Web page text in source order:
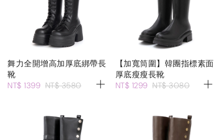
舞力全開增高加厚底綁帶長
靴
NT$ 1399 NT$ 3580
【加寬筒圍】韓團指標素面
厚底瘦瘦長靴
NT$ 1299 NT$ 3080